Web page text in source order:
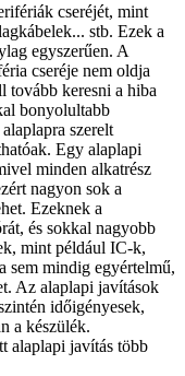
cseréjét, mint
stb. Ezek a
egyszerűen. A
cseréje nem oldja
tovább keresni a hiba
bonyolultabb
szerelt
Egy alaplapi
minden alkatrész
nagyon sok a
Ezeknek a
és sokkal nagyobb
mint például IC-k,
sem mindig egyértelmű,
Az alaplapi javítások
időigényesek,
a készülék.
alaplapi javítás több